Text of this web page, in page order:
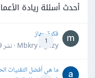
أحدث أسئلة ريادة
1
فكرة جهاز
Mbkry Hgazy · نشر
ما هي أفضل التقنيات